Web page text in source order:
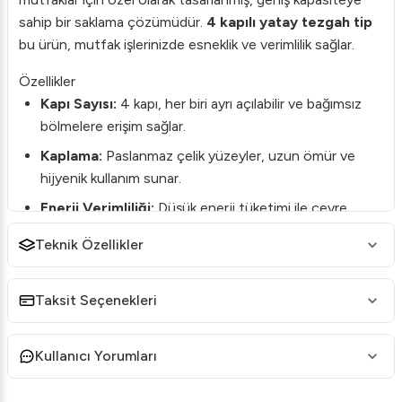
sahip bir saklama çözümüdür. 4 kapılı yatay tezgah tip
bu ürün, mutfak işlerinizde esneklik ve verimlilik sağlar.
Özellikler
Kapı Sayısı: 4 kapı, her biri ayrı açılabilir ve bağımsız
bölmelere erişim sağlar.
Kaplama: Paslanmaz çelik yüzeyler, uzun ömür ve
hijyenik kullanım sunar.
Enerji Verimliliği:Düşük enerji tüketimi ile çevre
büyük miktarlarda gıda saklamanıza olanak tanır.
Sıcaklık Kontrolü:
yiyeceklerinizi ideal koşullarda saklarsınız.
Teknik Özellikler
Taksit Seçenekleri
Kullanıcı Yorumları